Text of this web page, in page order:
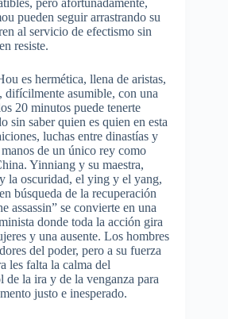
, pero afortunadamente,
pueden seguir arrastrando su
al servicio de efectismo sin
resiste.
es hermética, llena de aristas,
, difícilmente asumible, con una
20 minutos puede tenerte
sin saberquien es quien en esta
, luchas entre dinastías y
manos de un único rey como
Yinniang y su maestra,
y la oscuridad, el ying y el yang,
en búsqueda de la recuperación
assassin” se convierte en una
donde toda la acción gira
y una ausente. Los hombres
del poder, pero a su fuerza
les falta la calma del
de la ira y de la venganza para
justo e inesperado.